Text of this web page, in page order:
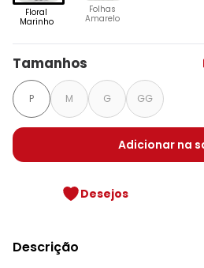
Floral
Marinho
Folhas
Amarelo
Tamanhos
P M G GG
Adicionar na
Desejos
Descrição